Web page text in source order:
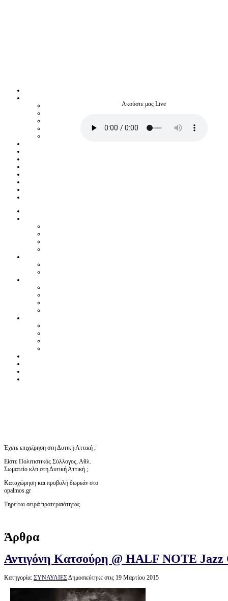
Ακούστε μας Live
Έχετε επιχείρηση στη Δυτική Αττική ;
Είστε Πολιτιστικός Σύλλογος, Αθλ.
Σωματείο κλπ στη Δυτική Αττική ;
Καταχώρηση και προβολή δωρεάν στο
opalmos.gr
Τηρείται σειρά προτεραιότητας
Άρθρα
Αντιγόνη Κατσούρη @ HALF NOTE Jazz
Κατηγορία: ΣΥΝΑΥΛΙΕΣΔημοσιεύτηκε στις 19 Μαρτίου 2015